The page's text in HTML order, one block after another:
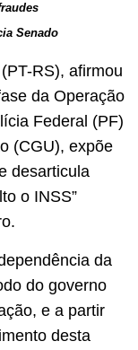
Senado
RS), afirmou
da Operação
Federal (PF)
(CGU), expõe
desarticula
o INSS”
da
do governo
e a partir
desta